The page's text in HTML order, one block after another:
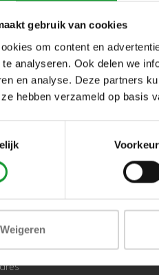
gebruik van cookies
om content en
analyseren. Ook delen we
en analyse. Deze partners
hebben verzameld op basis
Weigeren